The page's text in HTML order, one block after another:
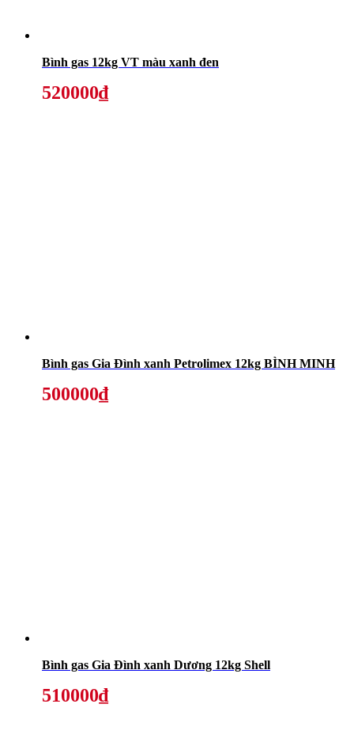
Bình gas 12kg VT màu xanh đen
520000₫
Bình gas Gia Đình xanh Petrolimex 12kg BÌNH MINH
500000₫
Bình gas Gia Đình xanh Dương 12kg Shell
510000₫